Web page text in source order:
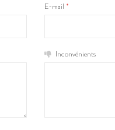
E-mail *
Inconvénients